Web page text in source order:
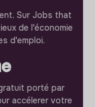
Sur Jobs that
de l'économie
d'emploi.
porté par
accélerer votre